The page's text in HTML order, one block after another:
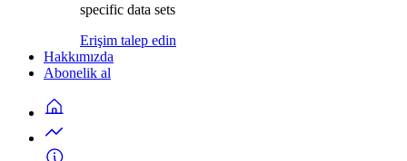
specific data sets
Erişim talep edin
Hakkımızda
Abonelik al